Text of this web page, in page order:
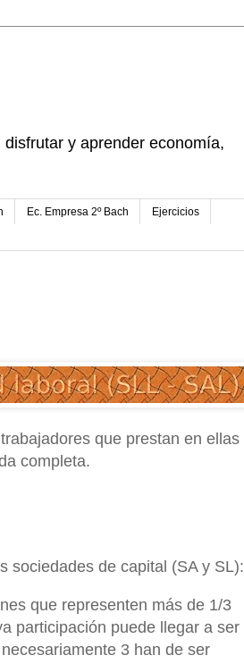
y aprender economía,
Ec. Empresa 2º Bach Ejercicios
que prestan en ellas
completa.
sociedades de capital (SA y SL):
que representen más de 1/3
participación puede llegar a ser
3 han de ser